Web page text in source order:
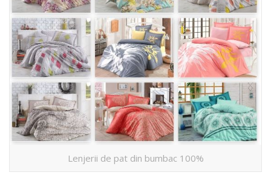
Lenjerii de pat din bumbac 100%